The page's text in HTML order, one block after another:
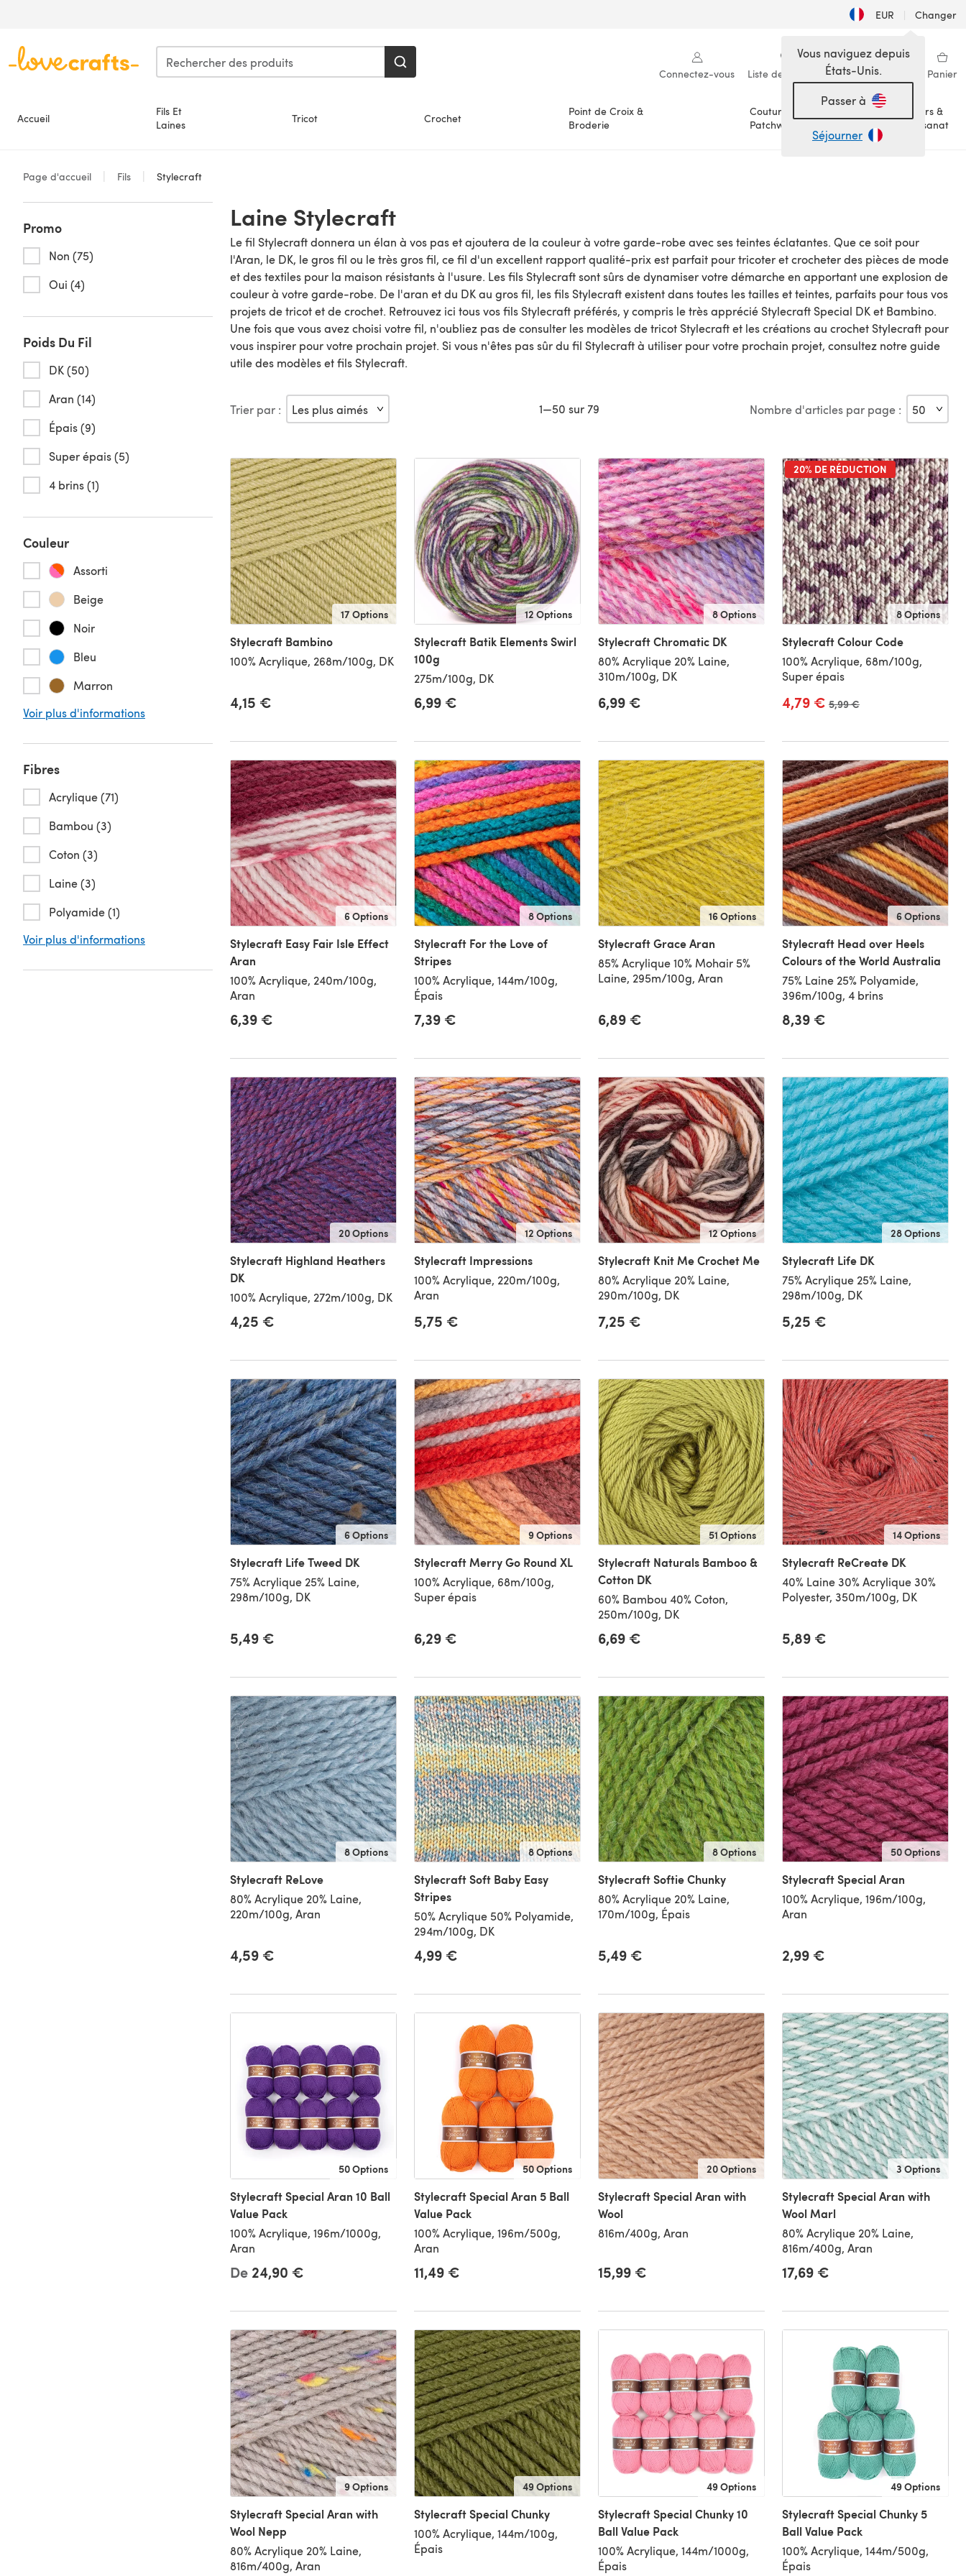
EUR | Changer
Connectez-vous Liste de souhaits Ma bibliothèque Panier
Accueil
Fils Et
Laines
Tricot Crochet
Point de Croix &
Broderie
Couture &
Patchwork
Loisirs &
Artisanat
Vous naviguez depuis
États-Unis.
Passer à
Séjourner
Page d'accueil Fils Stylecraft
Promo
Non (75)
Oui (4)
Poids Du Fil
DK (50)
Aran (14)
Épais (9)
Super épais (5)
4 brins (1)
Couleur
Assorti
Beige
Noir
Bleu
Marron
Voir plus d'informations
Fibres
Acrylique (71)
Bambou (3)
Coton (3)
Laine (3)
Polyamide (1)
Voir plus d'informations
Laine Stylecraft
Le fil Stylecraft donnera un élan à vos pas et ajoutera de la couleur à votre garde-robe avec ses teintes éclatantes. Que ce soit pour
l'Aran, le DK, le gros fil ou le très gros fil, ce fil d'un excellent rapport qualité-prix est parfait pour tricoter et crocheter des pièces de mode
et des textiles pour la maison résistants à l'usure. Les fils Stylecraft sont sûrs de dynamiser votre démarche en apportant une explosion de
couleur à votre garde-robe. De l'aran et du DK au gros fil, les fils Stylecraft existent dans toutes les tailles et teintes, parfaits pour tous vos
projets de tricot et de crochet. Retrouvez ici tous vos fils Stylecraft préférés, y compris le très apprécié Stylecraft Special DK et Bambino.
Une fois que vous avez choisi votre fil, n'oubliez pas de consulter les modèles de tricot Stylecraft et les créations au crochet Stylecraft pour
vous inspirer pour votre prochain projet. Si vous n'êtes pas sûr du fil Stylecraft à utiliser pour votre prochain projet, consultez notre guide
utile des modèles et fils Stylecraft.
Trier par : 1—50 sur 79 Nombre d'articles par page :
17 Options
Stylecraft Bambino
100% Acrylique, 268m/100g, DK
4,15 €
12 Options
Stylecraft Batik Elements Swirl
100g
275m/100g, DK
6,99 €
8 Options
Stylecraft Chromatic DK
80% Acrylique 20% Laine,
310m/100g, DK
6,99 €
20% DE RÉDUCTION
8 Options
Stylecraft Colour Code
100% Acrylique, 68m/100g,
Super épais
4,79 € Ancien prix
5,99 €
6 Options
Stylecraft Easy Fair Isle Effect
Aran
100% Acrylique, 240m/100g,
Aran
6,39 €
8 Options
Stylecraft For the Love of
Stripes
100% Acrylique, 144m/100g,
Épais
7,39 €
16 Options
Stylecraft Grace Aran
85% Acrylique 10% Mohair 5%
Laine, 295m/100g, Aran
6,89 €
6 Options
Stylecraft Head over Heels
Colours of the World Australia
75% Laine 25% Polyamide,
396m/100g, 4 brins
8,39 €
20 Options
Stylecraft Highland Heathers
DK
100% Acrylique, 272m/100g, DK
4,25 €
12 Options
Stylecraft Impressions
100% Acrylique, 220m/100g,
Aran
5,75 €
12 Options
Stylecraft Knit Me Crochet Me
80% Acrylique 20% Laine,
290m/100g, DK
7,25 €
28 Options
Stylecraft Life DK
75% Acrylique 25% Laine,
298m/100g, DK
5,25 €
6 Options
Stylecraft Life Tweed DK
75% Acrylique 25% Laine,
298m/100g, DK
5,49 €
9 Options
Stylecraft Merry Go Round XL
100% Acrylique, 68m/100g,
Super épais
6,29 €
51 Options
Stylecraft Naturals Bamboo &
Cotton DK
60% Bambou 40% Coton,
250m/100g, DK
6,69 €
14 Options
Stylecraft ReCreate DK
40% Laine 30% Acrylique 30%
Polyester, 350m/100g, DK
5,89 €
8 Options
Stylecraft ReLove
80% Acrylique 20% Laine,
220m/100g, Aran
4,59 €
8 Options
Stylecraft Soft Baby Easy
Stripes
50% Acrylique 50% Polyamide,
294m/100g, DK
4,99 €
8 Options
Stylecraft Softie Chunky
80% Acrylique 20% Laine,
170m/100g, Épais
5,49 €
50 Options
Stylecraft Special Aran
100% Acrylique, 196m/100g,
Aran
2,99 €
50 Options
Stylecraft Special Aran 10 Ball
Value Pack
100% Acrylique, 196m/1000g,
Aran
De24,90 €
50 Options
Stylecraft Special Aran 5 Ball
Value Pack
100% Acrylique, 196m/500g,
Aran
11,49 €
20 Options
Stylecraft Special Aran with
Wool
816m/400g, Aran
15,99 €
3 Options
Stylecraft Special Aran with
Wool Marl
80% Acrylique 20% Laine,
816m/400g, Aran
17,69 €
9 Options
Stylecraft Special Aran with
Wool Nepp
80% Acrylique 20% Laine,
816m/400g, Aran
49 Options
Stylecraft Special Chunky
100% Acrylique, 144m/100g,
Épais
49 Options
Stylecraft Special Chunky 10
Ball Value Pack
100% Acrylique, 144m/1000g,
Épais
49 Options
Stylecraft Special Chunky 5
Ball Value Pack
100% Acrylique, 144m/500g,
Épais